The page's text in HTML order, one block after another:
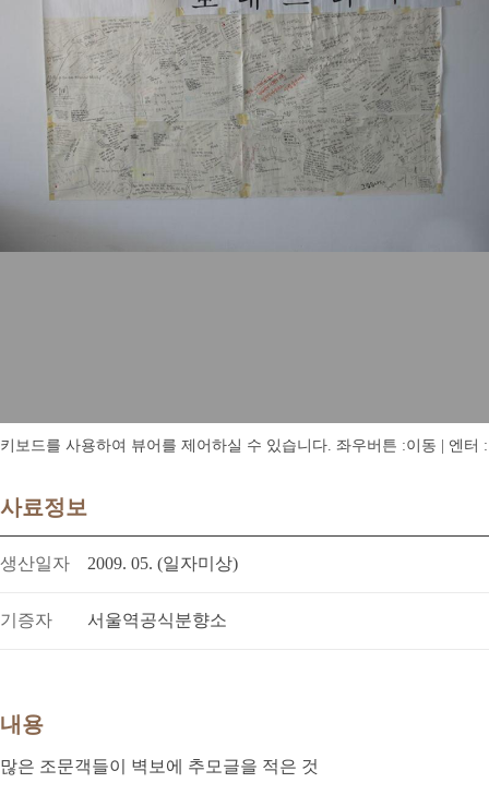
키보드를 사용하여 뷰어를 제어하실 수 있습니다. 좌우버튼 :이동 | 엔터
사료정보
생산일자 2009. 05. (일자미상)
기증자 서울역공식분향소
내용
많은 조문객들이 벽보에 추모글을 적은 것